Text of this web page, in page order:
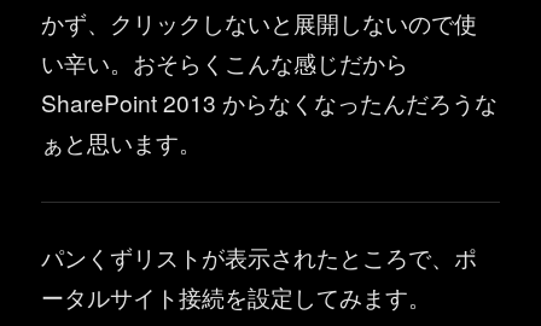
かず、クリックしないと展開しないので使
い辛い。おそらくこんな感じだから
SharePoint 2013 からなくなったんだろうな
ぁと思います。
パンくずリストが表示されたところで、ポ
ータルサイト接続を設定してみます。